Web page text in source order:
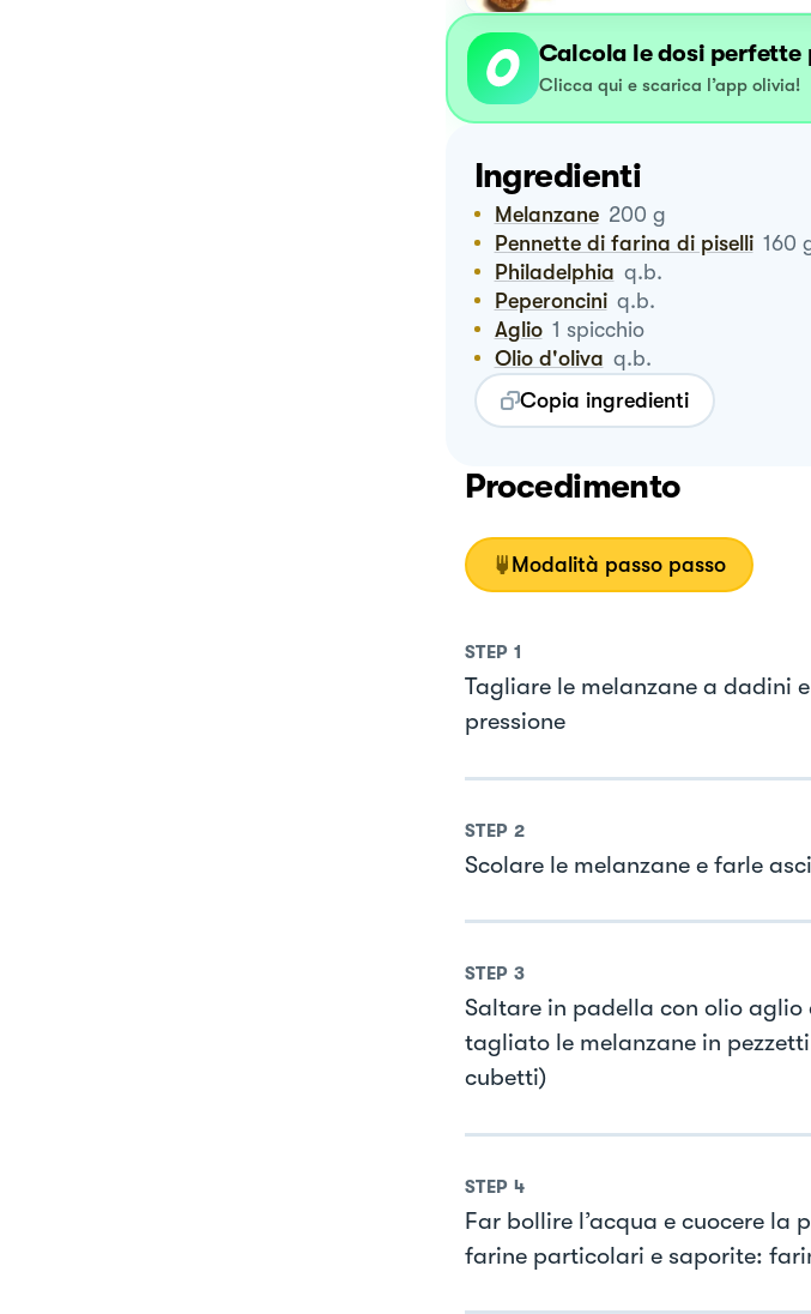
Calcola le dosi perfette
Clicca qui e scarica l’app olivia!
Ingredienti
Melanzane 200 g
Pennette di farina di piselli 160
Philadelphia q.b.
Peperoncini q.b.
Aglio 1 spicchio
Olio d'oliva q.b.
Copia ingredienti
Procedimento
Modalità passo passo
STEP 1
Tagliare le melanzane a dadini
pressione
STEP 2
Scolare le melanzane e farle
STEP 3
Saltare in padella con olio aglio
tagliato le melanzane in
cubetti)
STEP 4
Far bollire l’acqua e cuocere la
farine particolari e saporite: